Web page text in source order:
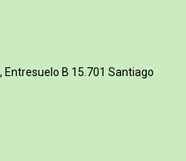
Entresuelo B 15.701 Santiago